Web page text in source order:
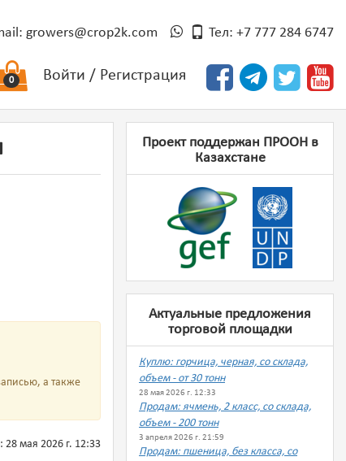
growers@crop2k.com Тел: +7 777 284 6747
Войти / Регистрация
0
а также
28 мая 2026 г. 12:33
Проект поддержан ПРООН в
Казахстане
Актуальные предложения
торговой площадки
Куплю: горчица, черная, со склада,
объем - от 30 тонн
28 мая 2026 г. 12:33
Продам: ячмень, 2 класс, со склада,
объем - 200 тонн
3 апреля 2026 г. 21:59
Продам: пшеница, без класса, со